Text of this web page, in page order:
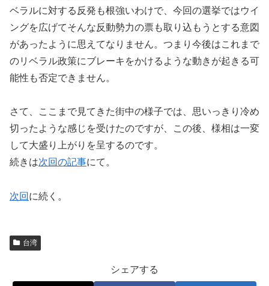
ベラルに対する反発も根強いわけで、今回の選挙ではウイ
ングを広げてそんな反動勢力の票も取り込もうとする意図
があったように思えてなりません。つまり今後はこれまで
のリベラル政策にブレーキをかけるような動きが起きる可
能性も否定できません。
さて、ここまで見てきた街中の様子では、思いっきり冷め
切ったような感じを受けたのですが、この後、様相は一変
して大盛り上がりを呈するのです。
続きは次回の記事にて。
次回 に続く。
台湾
シェアする